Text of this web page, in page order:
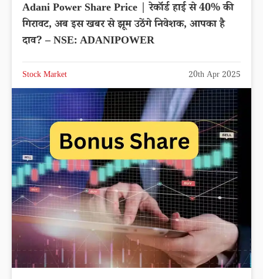
Adani Power Share Price | रेकॉर्ड हाई से 40% की
गिरावट, अब इस खबर से झूम उठेंगे निवेशक, आपका है
दाव? – NSE: ADANIPOWER
Stock Market 20th Apr 2025